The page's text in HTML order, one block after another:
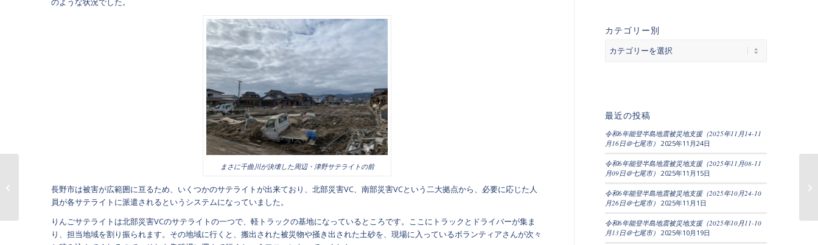
まさに千曲川が決壊した周辺・津野サテライトの前
長野市は被害が広範囲に亘るため、いくつかのサテライトが出来ており、北部災害VC、南部災害VCという二大拠点から、必要に応じた人
員が各サテライトに派遣されるというシステムになっていました。
りんごサテライトは北部災害VCのサテライトの一つで、軽トラックの基地になっているところです。ここにトラックとドライバーが集ま
り、担当地域を割り振られます。その地域に行くと、搬出された被災物や掻き出された土砂を、現場に入っているボランティアさんが次々
カテゴリー別
最近の投稿
令和6年能登半島地震被災地支援（2025年11月14-11
月16日＠七尾市） 2025年11月24日
令和6年能登半島地震被災地支援（2025年11月08-11
月09日＠七尾市） 2025年11月15日
令和6年能登半島地震被災地支援（2025年10月24-10
月26日＠七尾市） 2025年11月1日
令和6年能登半島地震被災地支援（2025年10月11-10
月13日＠七尾市） 2025年10月19日
ただきました！